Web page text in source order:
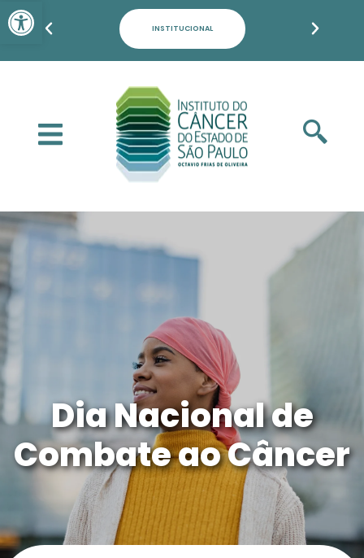
Barra de Ferramentas
PACIENTES, FAMILIARES E POPULAÇÃO
Dia Nacional de
Combate ao Câncer